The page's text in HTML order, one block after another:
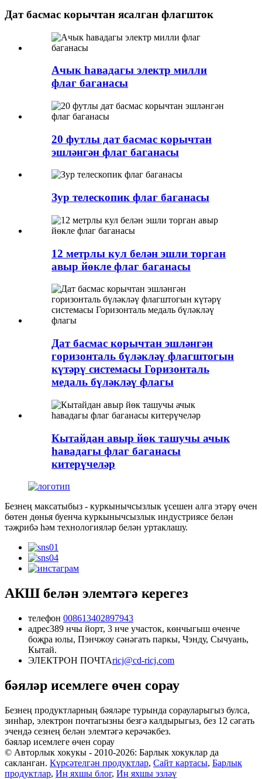
Дат басмас корычтан ясалган флагшток
Ачык һавадагы электр милли
флаг баганасы
20 футлы дат басмас корычтан
эшләнгән флаг баганасы
Зур телескопик флаг баганасы
12 метрлы кул белән эшли торган
авыр йөкле флаг баганасы
Дат басмас корычтан эшләнгән
горизонталь бүләкләү флагштогын
күтәрү системасы Горизонталь
медаль бүләкләү флагы
Кытайдан авыр йөк ташучы ачык
һавадагы флаг баганасы
китерүчеләр
Безнең максатыбыз - куркынычсызлык үсешен алга этәрү өчен
бөтен дөнья буенча куркынычсызлык индустриясе белән
тәҗрибә һәм технологияләр белән уртаклашу.
АКШ белән элемтәгә керегез
телефон 008613402897943
адрес389 нчы йорт, 3 нче участок, көнчыгыш өченче
боҗра юлы, Пэнчжоу сәнәгать паркы, Чэнду, Сычуань,
Кытай.
ЭЛЕКТРОН ПОЧТАricj@cd-ricj.com
бәяләр исемлеге өчен сорау
Безнең продуктларның бәяләре турында сорауларыгыз булса,
зинһар, электрон почтагызны безгә калдырыгыз, без 12 сәгать
эчендә сезнең белән элемтәгә керәчәкбез.
бәяләр исемлеге өчен сорау
© Авторлык хокукы - 2010-2026: Барлык хокуклар да
сакланган. Күрсәтелгән продуктлар, Сайт картасы, Барлык
продуктлар, Иң яхшы блог, Иң яхшы эзләү